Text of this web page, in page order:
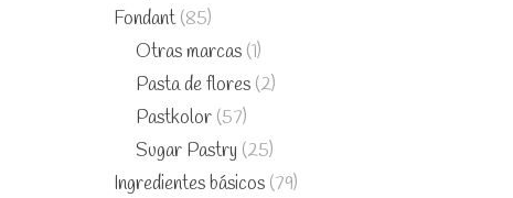
Fondant (85)
Otras marcas (1)
Pasta de flores (2)
Pastkolor (57)
Sugar Pastry (25)
Ingredientes básicos (79)